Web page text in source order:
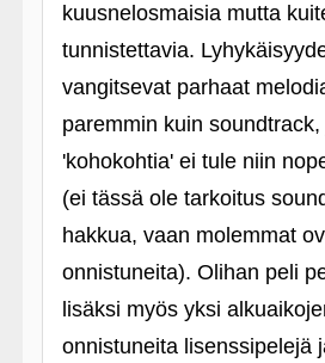
kuusnelosmaisia mutta
tunnistettavia.
vangitsevat parhaat
paremmin kuin
'kohokohtia' ei tule niin
(ei tässä ole tarkoitus
hakkua, vaan molemmat
onnistuneita). Olihan peli
lisäksi myös yksi
onnistuneita lisenssipelejä